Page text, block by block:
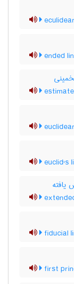
ended
euclid's
fiducial
first